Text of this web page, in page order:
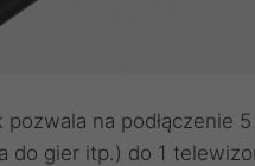
pozwala na podłączenie
do gier itp.) do 1